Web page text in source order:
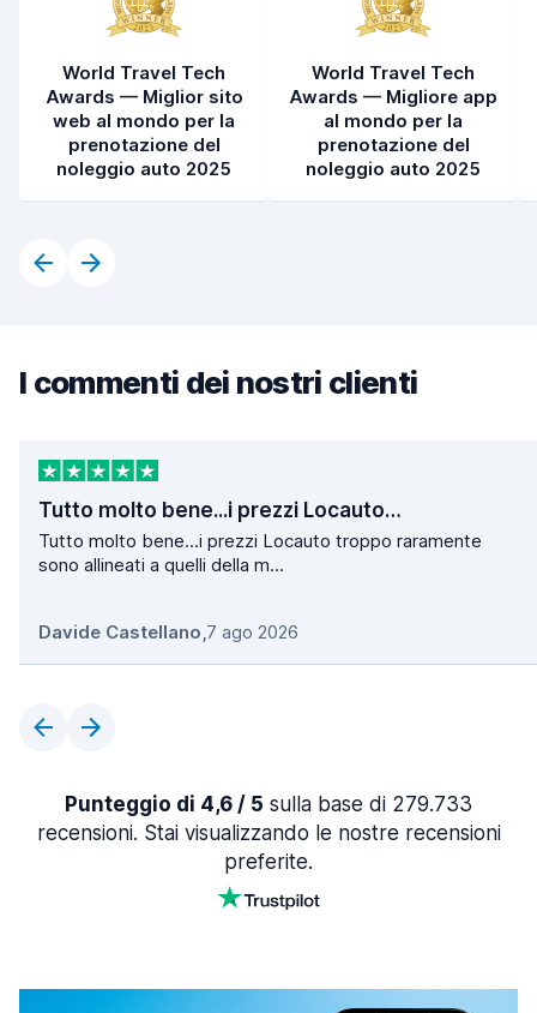
World Travel Tech
Awards — Miglior sito
web al mondo per la
prenotazione del
noleggio auto 2025
World Travel Tech
Awards — Migliore app
al mondo per la
prenotazione del
noleggio auto 2025
I commenti dei nostri clienti
Tutto molto bene...i prezzi Locauto…
Tutto molto bene...i prezzi Locauto troppo raramente
sono allineati a quelli della m...
Davide Castellano,7 ago 2026
Punteggio di 4,6 / 5 sulla base di 279.733
recensioni. Stai visualizzando le nostre recensioni
preferite.